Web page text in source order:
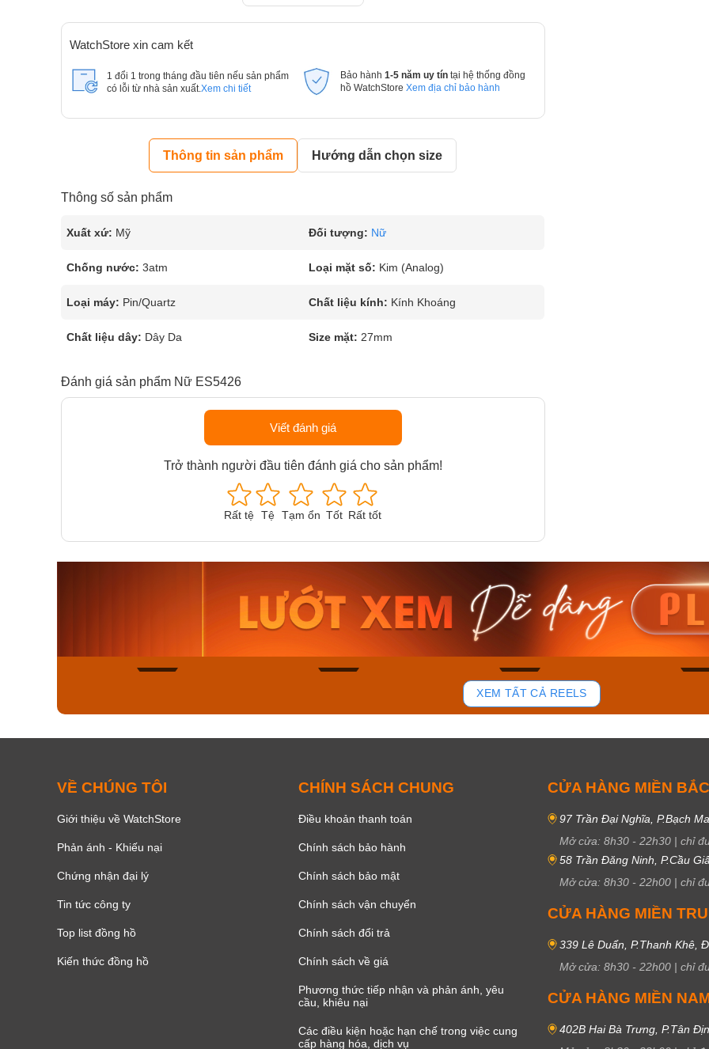
WatchStore xin cam kết
1 đổi 1 trong tháng đầu tiên nếu sản phẩm
có lỗi từ nhà sản xuất. Xem chi tiết
Bảo hành 1-5 năm uy tín tại hệ thống đồng
hồ WatchStore Xem địa chỉ bảo hành
Thông tin sản phẩm Hướng dẫn chọn size
Thông số sản phẩm
Xuất xứ: Mỹ Đối tượng: Nữ
Chống nước: 3atm Loại mặt số: Kim (Analog)
Loại máy: Pin/Quartz Chất liệu kính: Kính Khoáng
Chất liệu dây: Dây Da Size mặt: 27mm
Đánh giá sản phẩm Nữ ES5426
Viết đánh giá
Trở thành người đầu tiên đánh giá cho sản phẩm!
Rất tệ Tệ Tạm ổn Tốt Rất tốt
Casio Nam MTS-
115D-1AVDF
2.823.000₫
2.399.550₫
Mua ngay
44
Casio Nam MTS-
RS100L-1AVDF
4.276.000₫
3.634.600₫
Casio
230EL-
Mua
XEM TẤT CẢ REELS
VỀ CHÚNG TÔI
Giới thiệu về WatchStore
Phản ánh - Khiếu nại
Chứng nhận đại lý
Tin tức công ty
Top list đồng hồ
Kiến thức đồng hồ
CHÍNH SÁCH CHUNG
Điều khoản thanh toán
Chính sách bảo hành
Chính sách bảo mật
Chính sách vận chuyển
Chính sách đổi trả
Chính sách về giá
Phương thức tiếp nhận và phản ánh, yêu
cầu, khiêu nại
Các điều kiện hoặc hạn chế trong việc cung
cấp hàng hóa, dịch vụ
CỬA HÀNG MIỀN BẮC
97 Trần Đại Nghĩa, P.Bạch
Mở cửa: 8h30 - 22h30 | chỉ
58 Trần Đăng Ninh, P.Cầu
Mở cửa: 8h30 - 22h00 | chỉ
CỬA HÀNG MIỀN
339 Lê Duẩn, P.Thanh Khê,
Mở cửa: 8h30 - 22h00 | chỉ
CỬA HÀNG MIỀN
402B Hai Bà Trưng, P.Tân